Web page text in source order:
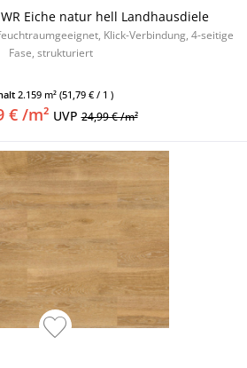
Eiche natur hell Landhausdiele
Klick-Verbindung, 4-seitige
Fase, strukturiert
2.159 m² (51,79 € / 1 )
€ /m² UVP24,99 € /m²